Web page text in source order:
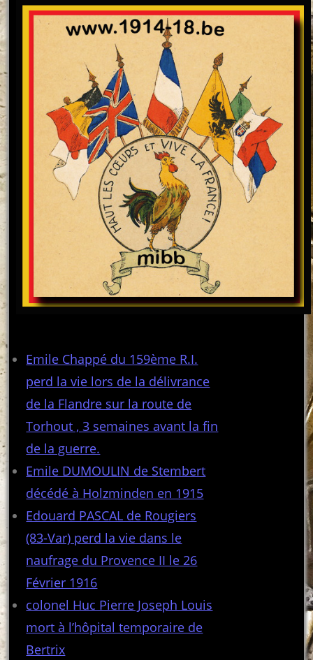
Emile Chappé du 159ème R.I.
perd la vie lors de la délivrance
de la Flandre sur la route de
Torhout , 3 semaines avant la fin
de la guerre.
Emile DUMOULIN de Stembert
décédé à Holzminden en 1915
Edouard PASCAL de Rougiers
(83-Var) perd la vie dans le
naufrage du Provence II le 26
Février 1916
colonel Huc Pierre Joseph Louis
mort à l’hôpital temporaire de
Bertrix